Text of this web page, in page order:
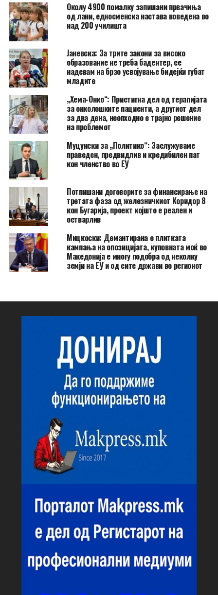
Околу 4900 помалку запишани првачиња
од лани, едносменска настава воведена во
над 200 училишта
Јаневска: За трите закони за високо
образование не треба бадентер, се
надевам на брзо усвојување бидејќи губат
младите
„Хема-Онко“: Пристигна дел од терапијата
за онколошките пациенти, а другиот дел
за два дена, неопходно е трајно решение
на проблемот
Муцунски за „Политико“: Заслужуваме
праведен, предвидлив и кредибилен пат
кон членство во ЕУ
Потпишани договорите за финансирање на
третата фаза од железничкиот Коридор 8
кон Бугарија, проект којшто е реален и
остварлив
Мицкоски: Демантирана е плитката
кампања на опозицијата, куповната моќ во
Македонија е многу подобра од неколку
земји на ЕУ и од сите држави во регионот